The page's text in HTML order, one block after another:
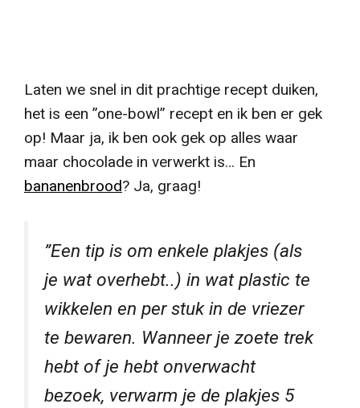
Laten we snel in dit prachtige recept duiken,
het is een ”one-bowl” recept en ik ben er gek
op! Maar ja, ik ben ook gek op alles waar
maar chocolade in verwerkt is… En
bananenbrood? Ja, graag!
”Een tip is om enkele plakjes (als
je wat overhebt..) in wat plastic te
wikkelen en per stuk in de vriezer
te bewaren. Wanneer je zoete trek
hebt of je hebt onverwacht
bezoek, verwarm je de plakjes 5